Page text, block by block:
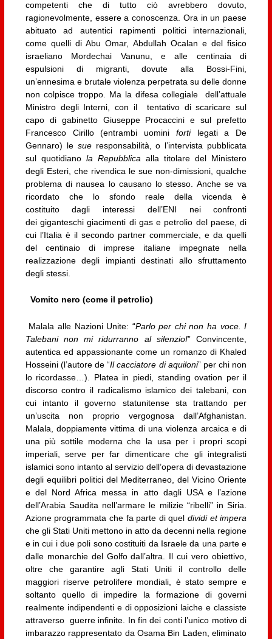
competenti che di tutto ciò avrebbero dovuto,
ragionevolmente, essere a conoscenza. Ora in un paese
abituato ad autentici rapimenti politici internazionali,
come quelli di Abu Omar, Abdullah Ocalan e del fisico
israeliano Mordechai Vanunu, e alle centinaia di
espulsioni di migranti, dovute alla Bossi-Fini,
un’ennesima e brutale violenza perpetrata su delle donne
non colpisce troppo. Ma la difesa collegiale dell’attuale
Ministro degli Interni, con il tentativo di scaricare sul
capo di gabinetto Giuseppe Procaccini e sul prefetto
Francesco Cirillo (entrambi uomini fortilegati a De
Gennaro) le sueresponsabilità, o l’intervista pubblicata
sul quotidiano la Repubblica alla titolare del Ministero
degli Esteri, che rivendica le sue non-dimissioni, qualche
problema di nausea lo causano lo stesso. Anche se va
ricordato che lo sfondo reale della vicenda è
costituito dagli interessi dell’ENI nei confronti
dei giganteschi giacimenti di gas e petrolio del paese, di
cui l’Italia è il secondo partner commerciale, e da quelli
del centinaio di imprese italiane impegnate nella
realizzazione degli impianti destinati allo sfruttamento
degli stessi.
Vomito nero (come il petrolio)
Malala alle Nazioni Unite: “Parlo per chi non ha voce. I
Talebani non mi ridurranno al silenzio!” Convincente,
autentica ed appassionante come un romanzo di Khaled
Hosseini (l’autore de “Il cacciatore di aquiloni” per chi non
lo ricordasse…). Platea in piedi, standing ovation per il
discorso contro il radicalismo islamico dei talebani, con
cui intanto il governo statunitense sta trattando per
un’uscita non proprio vergognosa dall’Afghanistan.
Malala, doppiamente vittima di una violenza arcaica e di
una più sottile moderna che la usa per i propri scopi
imperiali, serve per far dimenticare che gli integralisti
islamici sono intanto al servizio dell’opera di devastazione
degli equilibri politici del Mediterraneo, del Vicino Oriente
e del Nord Africa messa in atto dagli USA e l’azione
dell’Arabia Saudita nell’armare le milizie “ribelli” in Siria.
Azione programmata che fa parte di queldividi et impera
che gli Stati Uniti mettono in atto da decenni nella regione
e in cui i due poli sono costituiti da Israele da una parte e
dalle monarchie del Golfo dall’altra. Il cui vero obiettivo,
oltre che garantire agli Stati Uniti il controllo delle
maggiori riserve petrolifere mondiali, è stato sempre e
soltanto quello di impedire la formazione di governi
realmente indipendenti e di opposizioni laiche e classiste
attraverso guerre infinite. In fin dei conti l’unico motivo di
imbarazzo rappresentato da Osama Bin Laden, eliminato